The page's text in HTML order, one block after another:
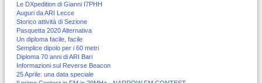
Le DXpedition di Gianni I7PHH
Auguri da ARI Lecce
Storico attività di Sezione
Pasquetta 2020 Alternativa
Un diploma facile, facile
Semplice dipolo per i 60 metri
Diploma 70 anni di ARI Bari
Informazioni sul Reverse Beacon
25 Aprile: una data speciale